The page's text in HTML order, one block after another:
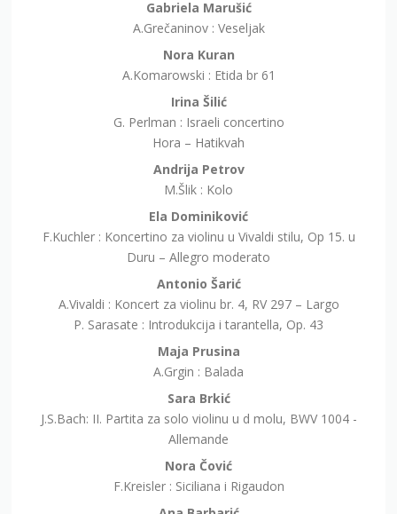
Nora Kuran
Irina Šilić
G. Perlman : Israeli concertino
Hora – Hatikvah
Andrija Petrov
M.Šlik : Kolo
Ela Dominiković
F.Kuchler : Koncertino za violinu u Vivaldi stilu, Op 15. u
Duru – Allegro moderato
Antonio Šarić
A.Vivaldi : Koncert za violinu br. 4, RV 297 – Largo
P. Sarasate : Introdukcija i tarantella, Op. 43
Maja Prusina
A.Grgin : Balada
Sara Brkić
J.S.Bach: II. Partita za solo violinu u d molu, BWV 1004 -
Allemande
Nora Čović
F.Kreisler : Siciliana i Rigaudon
Ana Barbarić
C. Saint-Seans : Danse Macabre, Op. 40